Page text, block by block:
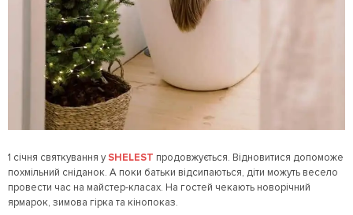
1 січня святкування уSHELEST продовжується. Відновитися допоможе
похмільний сніданок. А поки батьки відсипаються, діти можуть весело
провести час на майстер-класах. На гостей чекають новорічний
ярмарок, зимова гірка та кінопоказ.